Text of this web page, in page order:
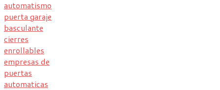
automatismo
puerta garaje
basculante
cierres
enrollables
empresas de
puertas
automaticas